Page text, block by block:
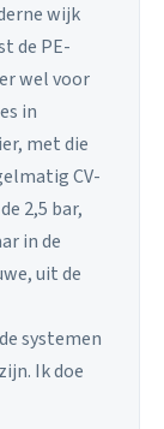
wijk
de PE-
wel voor
in
met die
CV-
2,5 bar,
in de
uit de
systemen
Ik doe